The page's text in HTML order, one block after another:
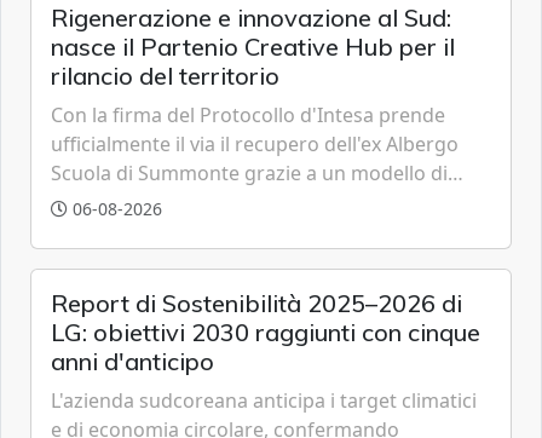
Rigenerazione e innovazione al Sud:
nasce il Partenio Creative Hub per il
rilancio del territorio
Con la firma del Protocollo d'Intesa prende
ufficialmente il via il recupero dell'ex Albergo
Scuola di Summonte grazie a un modello di
partenariato pubblico-privato e a una rete di
06-08-2026
Report di Sostenibilità 2025–2026 di
LG: obiettivi 2030 raggiunti con cinque
anni d'anticipo
L'azienda sudcoreana anticipa i target climatici
e di economia circolare, confermando